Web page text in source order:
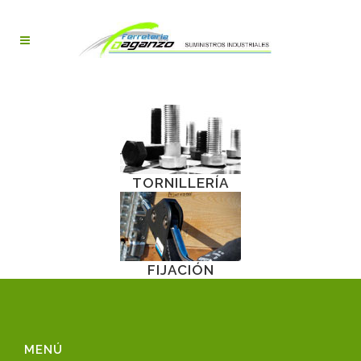
TORNILLERÍA
FIJACIÓN
MENÚ